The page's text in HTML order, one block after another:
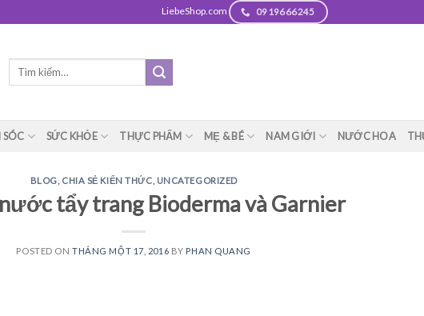
LiebeShop.com 0919666245
Tìm
SÓC SỨC KHỎE THỰC PHẨM MẸ & BÉ NAM GIỚI NƯỚC HOA
BLOG, CHIA SẺ KIẾN THỨC, UNCATEGORIZED
nước tẩy trang Bioderma và Garnier
POSTED ONTHÁNG MỘT 17, 2016 BY PHAN QUANG